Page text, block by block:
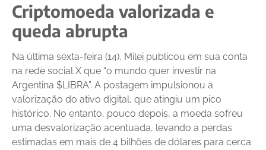
Criptomoeda valorizada e
queda abrupta
Na última sexta-feira (14), Milei publicou em sua conta
na rede social X que “o mundo quer investir na
Argentina $LIBRA”. A postagem impulsionou a
valorização do ativo digital, que atingiu um pico
histórico. No entanto, pouco depois, a moeda sofreu
uma desvalorização acentuada, levando a perdas
estimadas em mais de 4 bilhões de dólares para cerca